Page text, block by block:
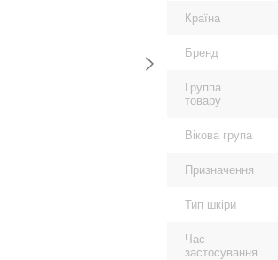
Країна
Бренд
Группа
товару
Вікова група
Призначення
Тип шкіри
Час
застосування